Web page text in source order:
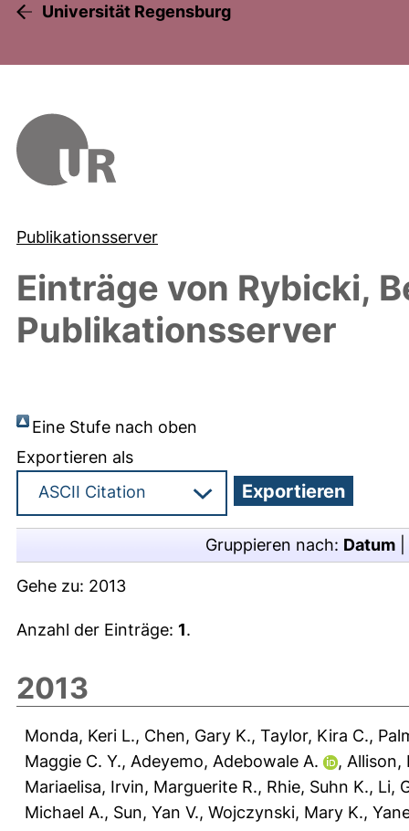
Universität Regensburg
Publikationsserver
Einträge von Rybicki,
Publikationsserver
Eine Stufe nach oben
Exportieren als
Gruppieren nach: Datum
Gehe zu: 2013
Anzahl der Einträge: 1.
2013
Monda, Keri L., Chen, Gary K., Taylor, Kira C.,
Maggie C. Y., Adeyemo, Adebowale A. , Allison,
Mariaelisa, Irvin, Marguerite R., Rhie, Suhn K., Li,
Michael A., Sun, Yan V., Wojczynski, Mary K.,